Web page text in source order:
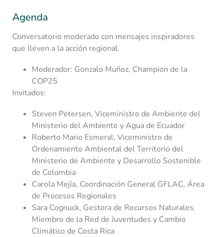
Agenda
Conversatorio moderado con mensajes inspiradores
que lleven a la acción regional.
Moderador: Gonzalo Muñoz, Champion de la
COP25
Invitados:
Steven Petersen, Viceministro de Ambiente del
Ministerio del Ambiente y Agua de Ecuador
Roberto Mario Esmeral, Viceministro de
Ordenamiento Ambiental del Territorio del
Ministerio de Ambiente y Desarrollo Sostenible
de Colombia
Carola Mejía, Coordinación General GFLAC, Área
de Procesos Regionales
Sara Cognuck, Gestora de Recursos Naturales.
Miembro de la Red de Juventudes y Cambio
Climático de Costa Rica